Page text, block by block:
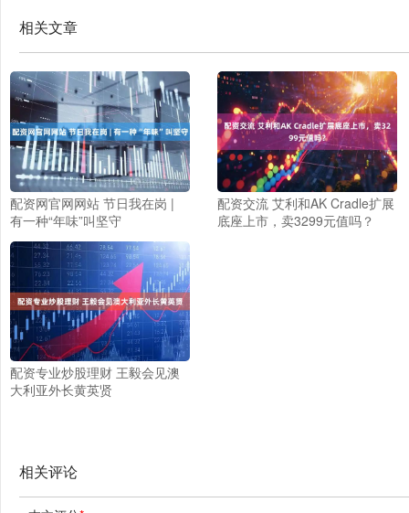
相关文章
配资网官网网站 节日我在岗 |
有一种“年味”叫坚守
配资交流 艾利和AK Cradle扩展
底座上市，卖3299元值吗？
配资专业炒股理财 王毅会见澳
大利亚外长黄英贤
相关评论